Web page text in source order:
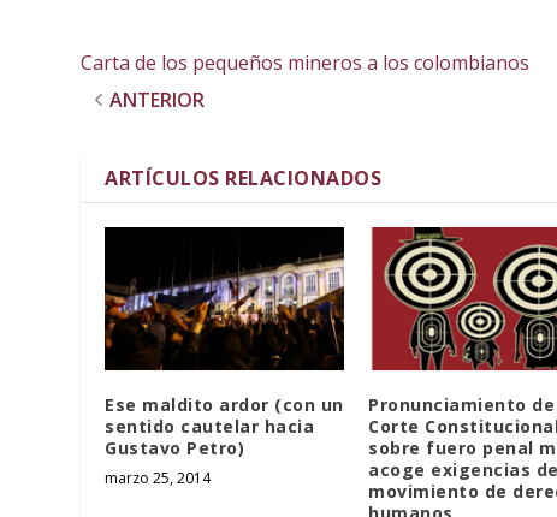
Carta de los pequeños mineros a los colombianos
ANTERIOR
ARTÍCULOS RELACIONADOS
Ese maldito ardor (con un
sentido cautelar hacia
Gustavo Petro)
marzo 25, 2014
Pronunciamiento de
Corte
sobre fuero penal
acoge exigencias
movimiento de